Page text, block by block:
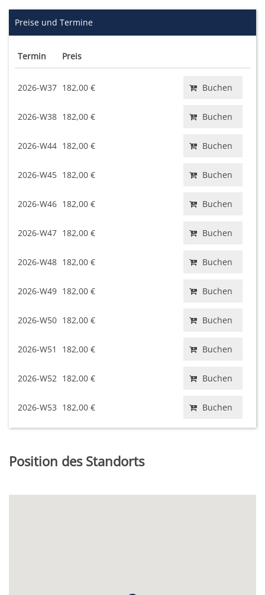
Preise und Termine
Termin Preis
2026-W37 182,00 € Buchen
2026-W38 182,00 € Buchen
2026-W44 182,00 € Buchen
2026-W45 182,00 € Buchen
2026-W46 182,00 € Buchen
2026-W47 182,00 € Buchen
2026-W48 182,00 € Buchen
2026-W49 182,00 € Buchen
2026-W50 182,00 € Buchen
2026-W51 182,00 € Buchen
2026-W52 182,00 € Buchen
2026-W53 182,00 € Buchen
Position des Standorts